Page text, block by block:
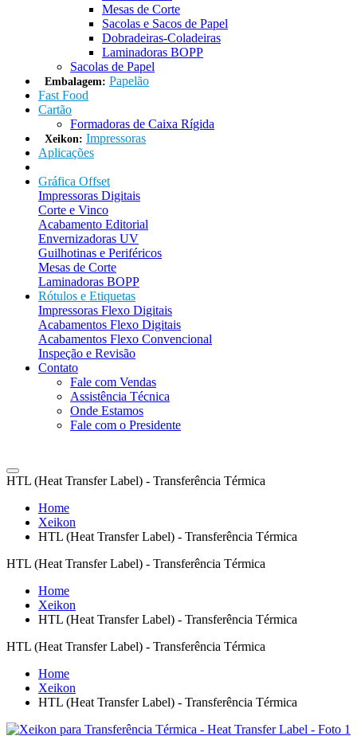
Mesas de Corte
Sacolas e Sacos de Papel
Dobradeiras-Coladeiras
Laminadoras BOPP
Sacolas de Papel
Embalagem: Papelão
Fast Food
Cartão
Formadoras de Caixa Rígida
Xeikon: Impressoras
Aplicações
Gráfica Offset
Impressoras Digitais
Corte e Vinco
Acabamento Editorial
Envernizadoras UV
Guilhotinas e Periféricos
Mesas de Corte
Laminadoras BOPP
Rótulos e Etiquetas
Impressoras Flexo Digitais
Acabamentos Flexo Digitais
Acabamentos Flexo Convencional
Inspeção e Revisão
Contato
Fale com Vendas
Assistência Técnica
Onde Estamos
Fale com o Presidente
HTL (Heat Transfer Label) - Transferência Térmica
Home
Xeikon
HTL (Heat Transfer Label) - Transferência Térmica
HTL (Heat Transfer Label) - Transferência Térmica
Home
Xeikon
HTL (Heat Transfer Label) - Transferência Térmica
HTL (Heat Transfer Label) - Transferência Térmica
Home
Xeikon
HTL (Heat Transfer Label) - Transferência Térmica